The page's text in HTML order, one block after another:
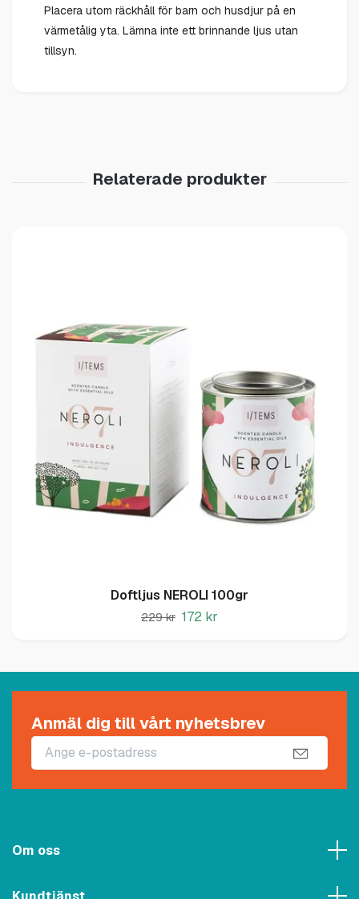
Placera utom räckhåll för barn och husdjur på en
värmetålig yta. Lämna inte ett brinnande ljus utan
tillsyn.
Doftljus NEROLI 100gr
229 kr 172 kr
Anmäl dig till vårt nyhetsbrev
Om oss